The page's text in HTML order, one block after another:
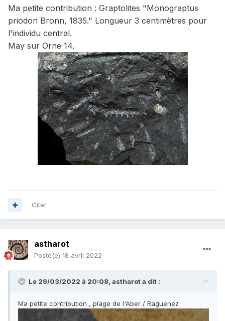
Ma petite contribution : Graptolites "Monograptus
priodon Bronn, 1835." Longueur 3 centimètres pour
l'individu central.
May sur Orne 14.
Citer
astharot
Posté(e) 18 avril 2022
Le 29/03/2022 à 20:08, astharota dit :
Ma petite contribution , plage de l'Aber / Raguenez